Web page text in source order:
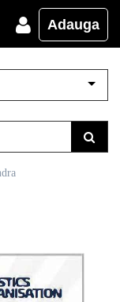
Adauga